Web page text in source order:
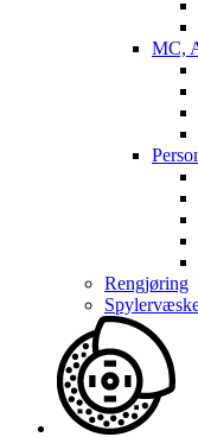
MC,
Rengjøring